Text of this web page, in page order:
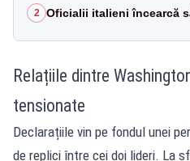
2 Oficialii italieni încearcă
Relațiile dintre
tensionate
Declarațiile vin pe fondul unei
de replici între cei doi lideri. La